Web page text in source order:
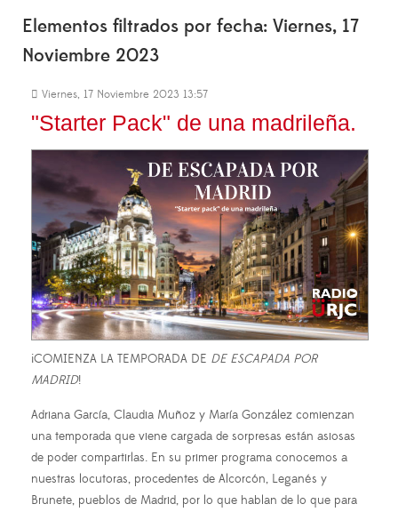
Elementos filtrados por fecha: Viernes, 17
Noviembre 2023
Viernes, 17 Noviembre 2023 13:57
"Starter Pack" de una madrileña.
¡COMIENZA LA TEMPORADA DE DE ESCAPADA POR
MADRID!
Adriana García, Claudia Muñoz y María González comienzan
una temporada que viene cargada de sorpresas están asiosas
de poder compartirlas. En su primer programa conocemos a
nuestras locutoras, procedentes de Alcorcón, Leganés y
Brunete, pueblos de Madrid, por lo que hablan de lo que para